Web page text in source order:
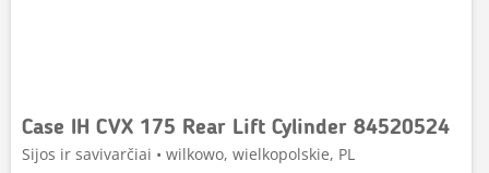
Case IH CVX 175 Rear Lift Cylinder 84520524
Sijos ir savivarčiai • wilkowo, wielkopolskie, PL